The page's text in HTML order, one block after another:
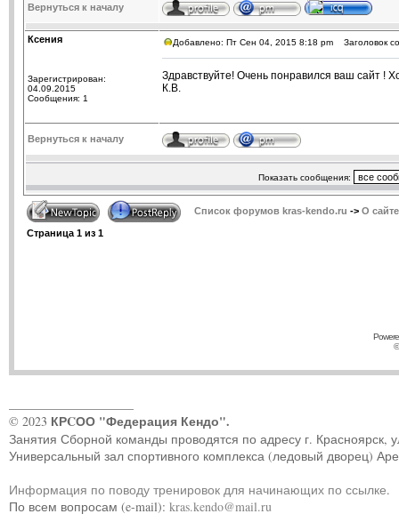
Вернуться к началу
Ксения
Зарегистрирован:
04.09.2015
Сообщения: 1
Добавлено: Пт Сен 04, 2015 8:18 pm Заголовок
Здравствуйте! Очень понравился ваш сайт !
К.В.
Вернуться к началу
Показать сообщения:
Список форумов kras-kendo.ru -> О сайте
Страница 1 из 1
© 2023 КРCОО "Федерация Кендо".
Занятия Сборной команды проводятся по адресу г. Красноярск,
Универсальный зал спортивного комплекса (ледовый дворец)
Информация по поводу тренировок для начинающих по ссылке.
По всем вопросам (e-mail): kras.kendo@mail.ru